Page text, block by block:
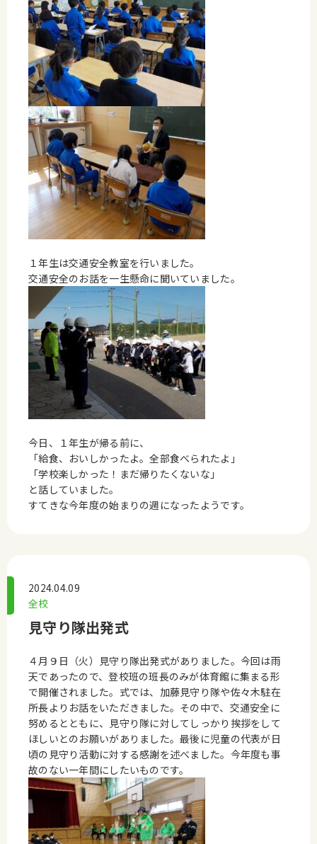
１年生は交通安全教室を行いました。
交通安全のお話を一生懸命に聞いていました。
今日、１年生が帰る前に、
「給食、おいしかったよ。全部食べられたよ」
「学校楽しかった！まだ帰りたくないな」
と話していました。
すてきな今年度の始まりの週になったようです。
2024.04.09
全校
見守り隊出発式
４月９日（火）見守り隊出発式がありました。今回は雨
天であったので、登校班の班長のみが体育館に集まる形
で開催されました。式では、加藤見守り隊や佐々木駐在
所長よりお話をいただきました。その中で、交通安全に
努めるとともに、見守り隊に対してしっかり挨拶をして
ほしいとのお願いがありました。最後に児童の代表が日
頃の見守り活動に対する感謝を述べました。今年度も事
故のない一年間にしたいものです。